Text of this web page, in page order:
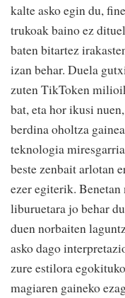
kalte asko egin du,
trukoak baino ez
baten bitartez
izan behar. Duela
zuten TikToken
bat, eta hor ikusi
berdina oholtza
teknologia
beste zenbait arlotan
ezer egiterik.
liburuetara jo behar
duen norbaiten
asko dago
zure estilora
magiaren gaineko